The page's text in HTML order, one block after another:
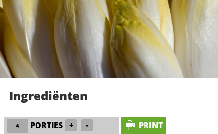
Ingrediënten
PORTIES + - PRINT